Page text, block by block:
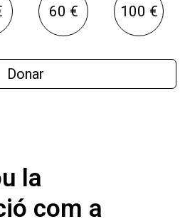
60 € 100 €
Donar
la
com a